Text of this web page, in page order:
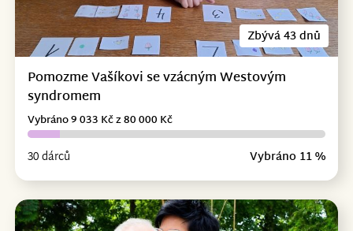
Zbývá 43 dnů
Pomozme Vašíkovi se vzácným Westovým
syndromem
30 dárců Vybráno 11 %
Vybráno 9 033 Kč z 80 000 Kč